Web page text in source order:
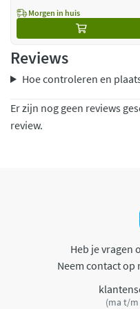
Morgen in huis
Reviews
Hoe controleren en
Er zijn nog geen reviews
review.
Heb je vragen
Neem contact op
(ma t/m